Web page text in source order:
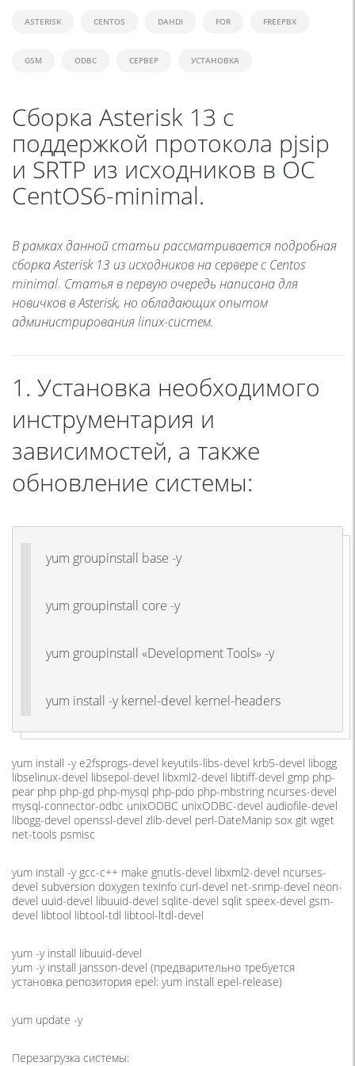
ASTERISK CENTOS DAHDI FOR FREEPBX
GSM ODBC СЕРВЕР УСТАНОВКА
Сборка Asterisk 13 с
поддержкой протокола pjsip
и SRTP из исходников в ОС
CentOS6-minimal.
В рамках данной статьи рассматривается подробная
сборка Asterisk 13 из исходников на сервере с Centos
minimal. Статья в первую очередь написана для
новичков в Asterisk, но обладающих опытом
администрирования linux-систем.
1. Установка необходимого
инструментария и
зависимостей, а также
обновление системы:
yum groupinstall base -y
yum groupinstall core -y
yum groupinstall «Development Tools» -y
yum install -y kernel-devel kernel-headers
yum install -y e2fsprogs-devel keyutils-libs-devel krb5-devel libogg
libselinux-devel libsepol-devel libxml2-devel libtiff-devel gmp php-
pear php php-gd php-mysql php-pdo php-mbstring ncurses-devel
mysql-connector-odbc unixODBC unixODBC-devel audiofile-devel
libogg-devel openssl-devel zlib-devel perl-DateManip sox git wget
net-tools psmisc
yum install -y gcc-c++ make gnutls-devel libxml2-devel ncurses-
devel subversion doxygen texinfo curl-devel net-snmp-devel neon-
devel uuid-devel libuuid-devel sqlite-devel sqlit speex-devel gsm-
devel libtool libtool-tdl libtool-ltdl-devel
yum -y install libuuid-devel
yum -y install jansson-devel (предварительно требуется
установка репозитория epel: yum install epel-release)
yum update -y
Перезагрузка системы: